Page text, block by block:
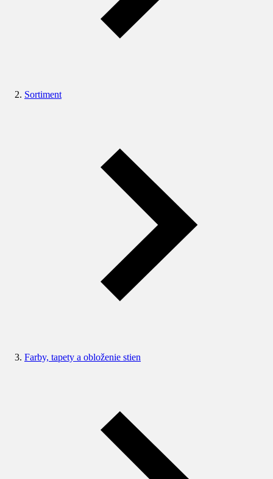
Sortiment
Farby, tapety a obloženie stien